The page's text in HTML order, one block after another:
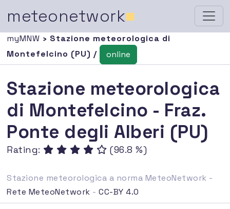
meteonetwork■
myMNW › Stazione meteorologica di
Montefelcino (PU) /
online
Stazione meteorologica
di Montefelcino - Fraz.
Ponte degli Alberi (PU)
Rating: (96.8 %)
Stazione meteorologica a norma MeteoNetwork -
Rete MeteoNetwork -CC-BY 4.0